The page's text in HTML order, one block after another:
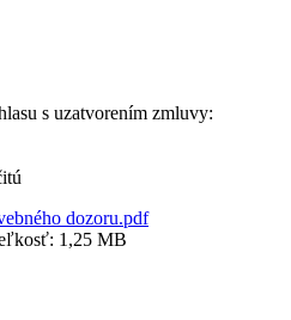
s uzatvorením zmluvy:
dozoru.pdf
1,25 MB